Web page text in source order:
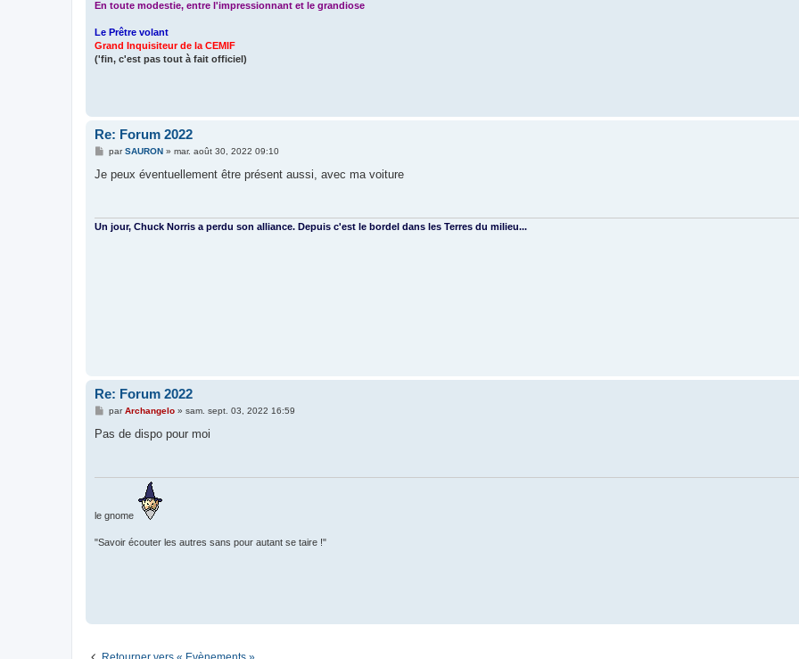
En toute modestie, entre l'impressionnant et le grandiose
Le Prêtre volant
Grand Inquisiteur de la CEMIF
('fin, c'est pas tout à fait officiel)
Re: Forum 2022
M
s
parSAURON» mar. août 30, 2022 09:10
Je peux éventuellement être présent aussi, avec ma voiture
Un jour, Chuck Norris a perdu son alliance. Depuis c'est le bordel dans les Terres du milieu...
Re: Forum 2022
M
s
parArchangelo» sam. sept. 03, 2022 16:59
Pas de dispo pour moi
le gnome
"Savoir écouter les autres sans pour autant se taire !"